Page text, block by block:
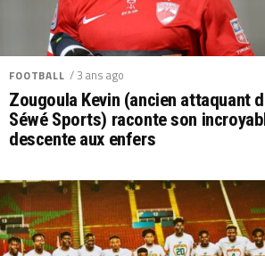
FOOTBALL / 3 ans ago
Zougoula Kevin (ancien attaquant
Séwé Sports) raconte son
descente aux enfers